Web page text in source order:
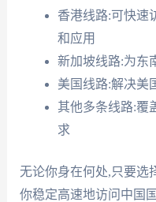
香港线路:可快速
和应用
新加坡线路:为东
美国线路:解决美
其他多条线路:覆
求
无论你身在何处,只要选
你稳定高速地访问中国